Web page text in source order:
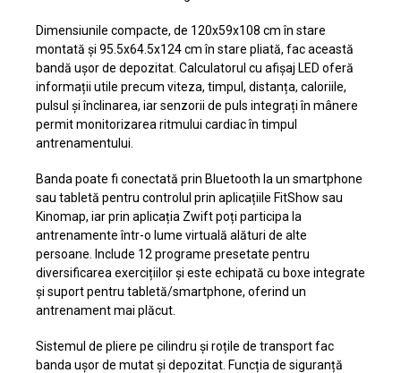
Dimensiunile compacte, de 120x59x108 cm în stare
montată și 95.5x64.5x124 cm în stare pliată, fac această
bandă ușor de depozitat. Calculatorul cu afișaj LED oferă
informații utile precum viteza, timpul, distanța, caloriile,
pulsul și înclinarea, iar senzorii de puls integrați în mânere
permit monitorizarea ritmului cardiac în timpul
antrenamentului.
Banda poate fi conectată prin Bluetooth la un smartphone
sau tabletă pentru controlul prin aplicațiile FitShow sau
Kinomap, iar prin aplicația Zwift poți participa la
antrenamente într-o lume virtuală alături de alte
persoane. Include 12 programe presetate pentru
diversificarea exercițiilor și este echipată cu boxe integrate
și suport pentru tabletă/smartphone, oferind un
antrenament mai plăcut.
Sistemul de pliere pe cilindru și roțile de transport fac
banda ușor de mutat și depozitat. Funcția de siguranță